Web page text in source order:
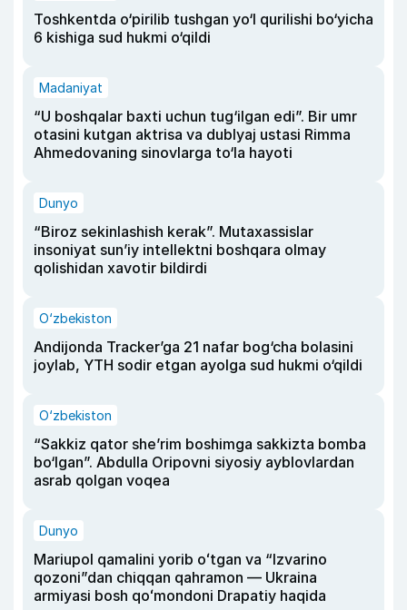
Toshkentda o‘pirilib tushgan yo‘l qurilishi bo‘yicha
6 kishiga sud hukmi o‘qildi
Madaniyat
“U boshqalar baxti uchun tug‘ilgan edi”. Bir umr
otasini kutgan aktrisa va dublyaj ustasi Rimma
Ahmedovaning sinovlarga to‘la hayoti
Dunyo
“Biroz sekinlashish kerak”. Mutaxassislar
insoniyat sun’iy intellektni boshqara olmay
qolishidan xavotir bildirdi
O‘zbekiston
Andijonda Tracker’ga 21 nafar bog‘cha bolasini
joylab, YTH sodir etgan ayolga sud hukmi o‘qildi
O‘zbekiston
“Sakkiz qator she’rim boshimga sakkizta bomba
bo‘lgan”. Abdulla Oripovni siyosiy ayblovlardan
asrab qolgan voqea
Dunyo
Mariupol qamalini yorib oʻtgan va “Izvarino
qozoni”dan chiqqan qahramon — Ukraina
armiyasi bosh qoʻmondoni Drapatiy haqida